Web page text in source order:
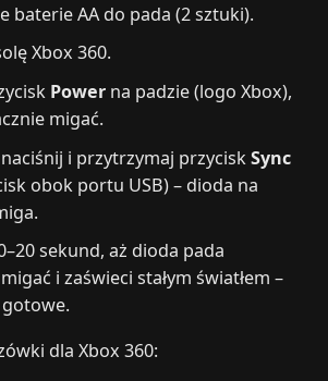
baterie AA do pada (2 sztuki).
Xbox 360.
Power na padzie (logo Xbox),
migać.
i przytrzymaj przyciskSync
obok portu USB) – dioda na
sekund, aż dioda pada
i zaświeci stałym światłem –
gotowe.
dla Xbox 360: